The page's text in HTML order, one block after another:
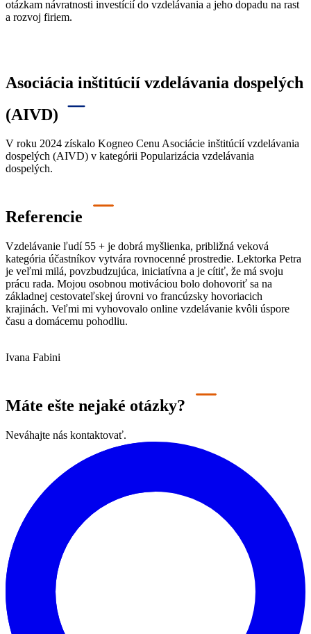
otázkam návratnosti investícií do vzdelávania a jeho dopadu na rast
a rozvoj firiem.
Asociácia inštitúcií vzdelávania dospelých
(AIVD)
V roku 2024 získalo Kogneo Cenu Asociácie inštitúcií vzdelávania
dospelých (AIVD) v kategórii Popularizácia vzdelávania
dospelých.
Referencie
Vzdelávanie ľudí 55 + je dobrá myšlienka, približná veková
kategória účastníkov vytvára rovnocenné prostredie. Lektorka Petra
je veľmi milá, povzbudzujúca, iniciatívna a je cítiť, že má svoju
prácu rada. Mojou osobnou motiváciou bolo dohovoriť sa na
základnej cestovateľskej úrovni vo francúzsky hovoriacich
krajinách. Veľmi mi vyhovovalo online vzdelávanie kvôli úspore
času a domácemu pohodliu.
Ivana Fabini
Máte ešte nejaké otázky?
Neváhajte nás kontaktovať.